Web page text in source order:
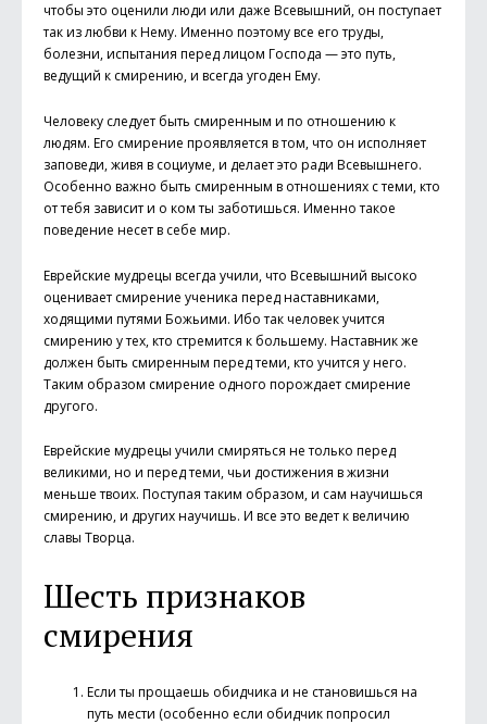
чтобы это оценили люди или даже Всевышний, он поступает
так из любви к Нему. Именно поэтому все его труды,
болезни, испытания перед лицом Господа — это путь,
ведущий к смирению, и всегда угоден Ему.
Человеку следует быть смиренным и по отношению к
людям. Его смирение проявляется в том, что он исполняет
заповеди, живя в социуме, и делает это ради Всевышнего.
Особенно важно быть смиренным в отношениях с теми, кто
от тебя зависит и о ком ты заботишься. Именно такое
поведение несет в себе мир.
Еврейские мудрецы всегда учили, что Всевышний высоко
оценивает смирение ученика перед наставниками,
ходящими путями Божьими. Ибо так человек учится
смирению у тех, кто стремится к большему. Наставник же
должен быть смиренным перед теми, кто учится у него.
Таким образом смирение одного порождает смирение
другого.
Еврейские мудрецы учили смиряться не только перед
великими, но и перед теми, чьи достижения в жизни
меньше твоих. Поступая таким образом, и сам научишься
смирению, и других научишь. И все это ведет к величию
славы Творца.
Шесть признаков
смирения
Если ты прощаешь обидчика и не становишься на
путь мести (особенно если обидчик попросил